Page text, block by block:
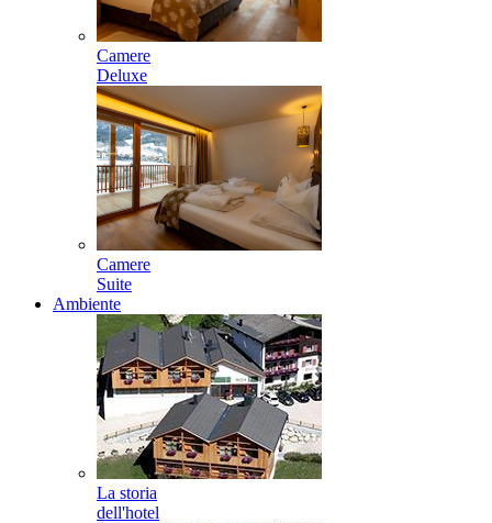
Camere
Deluxe
Camere
Suite
Ambiente
La storia
dell'hotel